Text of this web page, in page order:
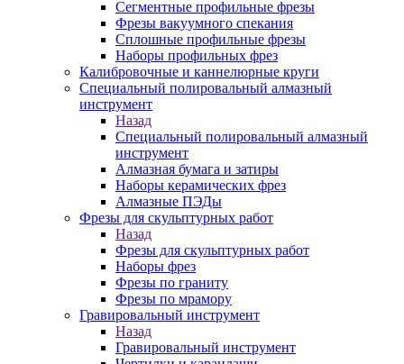
Сегментные профильные фрезы
Фрезы вакуумного спекания
Сплошные профильные фрезы
Наборы профильных фрез
Калибровочные и каннелюрные круги
Специальный полировальный алмазный
инструмент
Назад
Специальный полировальный алмазный
инструмент
Алмазная бумага и затиры
Наборы керамических фрез
Алмазные ПЭДы
Фрезы для скульптурных работ
Назад
Фрезы для скульптурных работ
Наборы фрез
Фрезы по граниту
Фрезы по мрамору
Гравировальный инструмент
Назад
Гравировальный инструмент